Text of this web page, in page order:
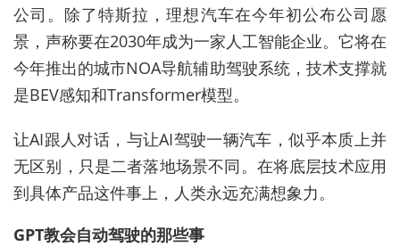
公司。除了特斯拉，理想汽车在今年初公布公司愿
景，声称要在2030年成为一家人工智能企业。它将在
今年推出的城市NOA导航辅助驾驶系统，技术支撑就
是BEV感知和Transformer模型。
让AI跟人对话，与让AI驾驶一辆汽车，似乎本质上并
无区别，只是二者落地场景不同。在将底层技术应用
到具体产品这件事上，人类永远充满想象力。
GPT教会自动驾驶的那些事